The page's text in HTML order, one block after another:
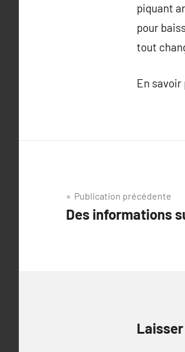
piquant
pour
tout
En savoir
Navigation
de
Publication précédente
Des informations